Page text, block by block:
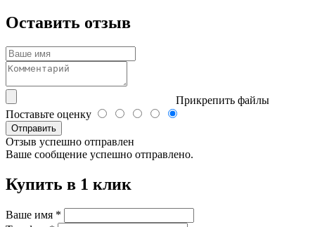
Оставить отзыв
Прикрепить файлы
Поставьте оценку
Отправить
Отзыв успешно отправлен
Ваше сообщение успешно отправлено.
Купить в 1 клик
Ваше имя *